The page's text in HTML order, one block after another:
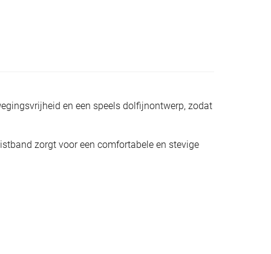
en een speels dolfijnontwerp, zodat
zorgt voor een comfortabele en stevige